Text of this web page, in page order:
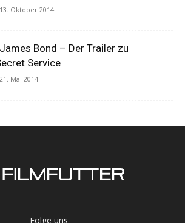
13. Oktober 2014
Bond – Der Trailer zu
Service
21. Mai 2014
Folge uns